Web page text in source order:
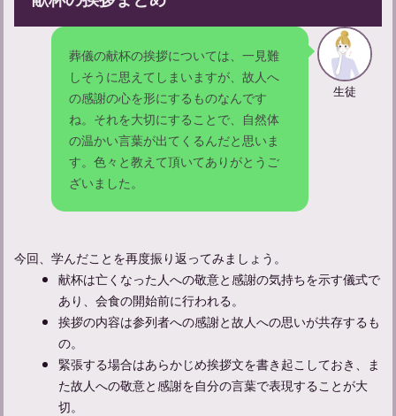
葬儀のお礼の挨拶はどのように行う？挨拶まわりやお礼状につい
葬儀の献杯の挨拶については、一見難
しそうに思えてしまいますが、故人へ
の感謝の心を形にするものなんです
ね。それを大切にすることで、自然体
の温かい言葉が出てくるんだと思いま
す。色々と教えて頂いてありがとうご
ざいました。
生徒
今回、学んだことを再度振り返ってみましょう。
献杯は亡くなった人への敬意と感謝の気持ちを示す儀式で
あり、会食の開始前に行われる。
挨拶の内容は参列者への感謝と故人への思いが共存するも
の。
緊張する場合はあらかじめ挨拶文を書き起こしておき、ま
た故人への敬意と感謝を自分の言葉で表現することが大
切。